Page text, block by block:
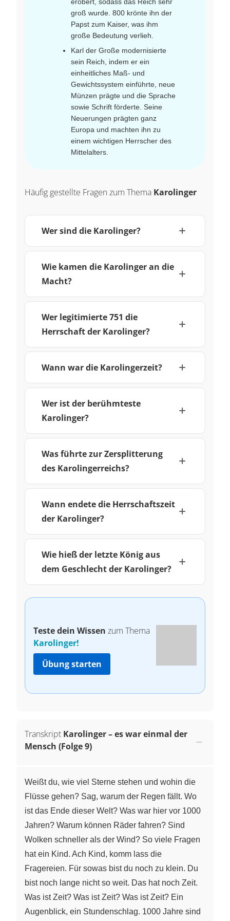
groß wurde. 800 krönte ihn der
Papst zum Kaiser, was ihm
große Bedeutung verlieh.
Karl der Große modernisierte
sein Reich, indem er ein
einheitliches Maß- und
Gewichtssystem einführte, neue
Münzen prägte und die Sprache
sowie Schrift förderte. Seine
Neuerungen prägten ganz
Europa und machten ihn zu
einem wichtigen Herrscher des
Mittelalters.
Häufig gestellte Fragen zum Thema Karolinger
Wer sind die Karolinger?
Wie kamen die Karolinger an die
Macht?
Wer legitimierte 751 die
Herrschaft der Karolinger?
Wann war die Karolingerzeit?
Wer ist der berühmteste
Karolinger?
Was führte zur Zersplitterung
des Karolingerreichs?
Wann endete die Herrschaftszeit
der Karolinger?
Wie hieß der letzte König aus
dem Geschlecht der Karolinger?
Teste dein Wissen zum Thema
Karolinger!
Übung starten
Transkript Karolinger – es war einmal der
Mensch (Folge 9)
Weißt du, wie viel Sterne stehen und wohin die
Flüsse gehen? Sag, warum der Regen fällt. Wo
ist das Ende dieser Welt? Was war hier vor 1000
Jahren? Warum können Räder fahren? Sind
Wolken schneller als der Wind? So viele Fragen
hat ein Kind. Ach Kind, komm lass die
Fragereien. Für sowas bist du noch zu klein. Du
bist noch lange nicht so weit. Das hat noch Zeit.
Was ist Zeit? Was ist Zeit? Was ist Zeit? Ein
Augenblick, ein Stundenschlag. 1000 Jahre sind